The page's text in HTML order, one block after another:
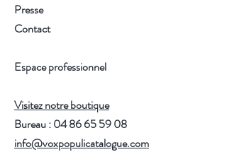
Presse
Contact
Espace professionnel
Visitez notre boutique
Bureau : 04 86 65 59 08
info@voxpopulicatalogue.com